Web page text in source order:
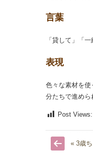
言葉
「貸して」「
表現
色々な素材を
分たちで進めら
Post Views:
« 3歳